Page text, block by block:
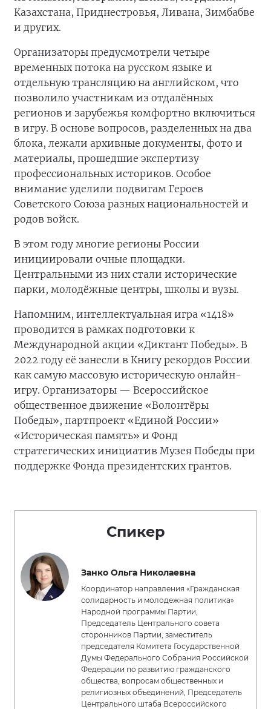
Казахстана, Приднестровья, Ливана, Зимбабве
и других.
Организаторы предусмотрели четыре
временных потока на русском языке и
отдельную трансляцию на английском, что
позволило участникам из отдалённых
регионов и зарубежья комфортно включиться
в игру. В основе вопросов, разделенных на два
блока, лежали архивные документы, фото и
материалы, прошедшие экспертизу
профессиональных историков. Особое
внимание уделили подвигам Героев
Советского Союза разных национальностей и
родов войск.
В этом году многие регионы России
инициировали очные площадки.
Центральными из них стали исторические
парки, молодёжные центры, школы и вузы.
Напомним, интеллектуальная игра «1418»
проводится в рамках подготовки к
Международной акции «Диктант Победы». В
2022 году её занесли в Книгу рекордов России
как самую массовую историческую онлайн-
игру. Организаторы — Всероссийское
общественное движение «Волонтёры
Победы», партпроект «Единой России»
«Историческая память» и Фонд
стратегических инициатив Музея Победы при
поддержке Фонда президентских грантов.
Спикер
Занко Ольга Николаевна
Координатор направления «Гражданская
солидарность и молодежная политика»
Народной программы Партии,
Председатель Центрального совета
сторонников Партии, заместитель
председателя Комитета Государственной
Думы Федерального Собрания Российской
Федерации по развитию гражданского
общества, вопросам общественных и
религиозных объединений, Председатель
Центрального штаба Всероссийского